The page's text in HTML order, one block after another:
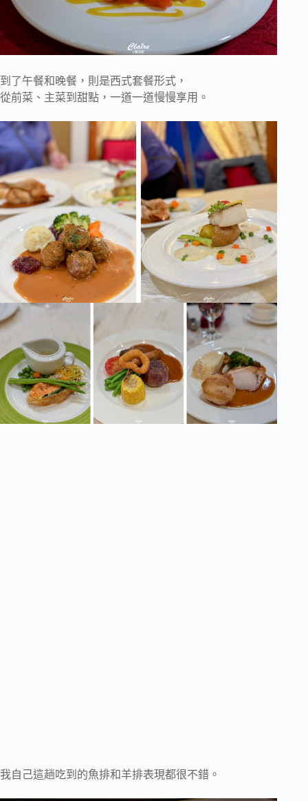
到了午餐和晚餐，則是西式套餐形式，
從前菜、主菜到甜點，一道一道慢慢享用。
我自己這趟吃到的魚排和羊排表現都很不錯。